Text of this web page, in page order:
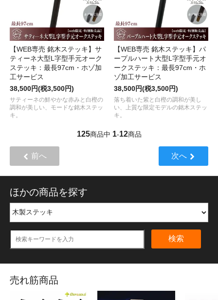
【WEB専売 銘木ステッキ】サ
ティーネ大型L字型手元オーク
ステッキ：最長97cm・ホゾ加
工サービス
38,500円(税3,500円)
サティーネの鮮やかな赤みと白樫の
調和が美しい、モードな銘木ステッ
キ。
【WEB専売 銘木ステッキ】パ
ープルハート大型L字型手元オ
ークステッキ：最長97cm・ホ
ゾ加工サービス
38,500円(税3,500円)
落ち着いた紫と白樫の調和が美し
い、上質な限定モデルの銘木ステッ
キ。
125商品中 1-12商品
前へ 次へ
ほかの商品を探す
検索
売れ筋商品